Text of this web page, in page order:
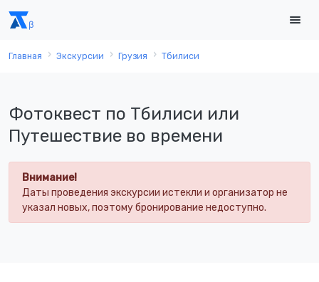
Главная Экскурсии Грузия Тбилиси
Фотоквест по Тбилиси или
Путешествие во времени
Внимание!
Даты проведения экскурсии истекли и организатор не
указал новых, поэтому бронирование недоступно.